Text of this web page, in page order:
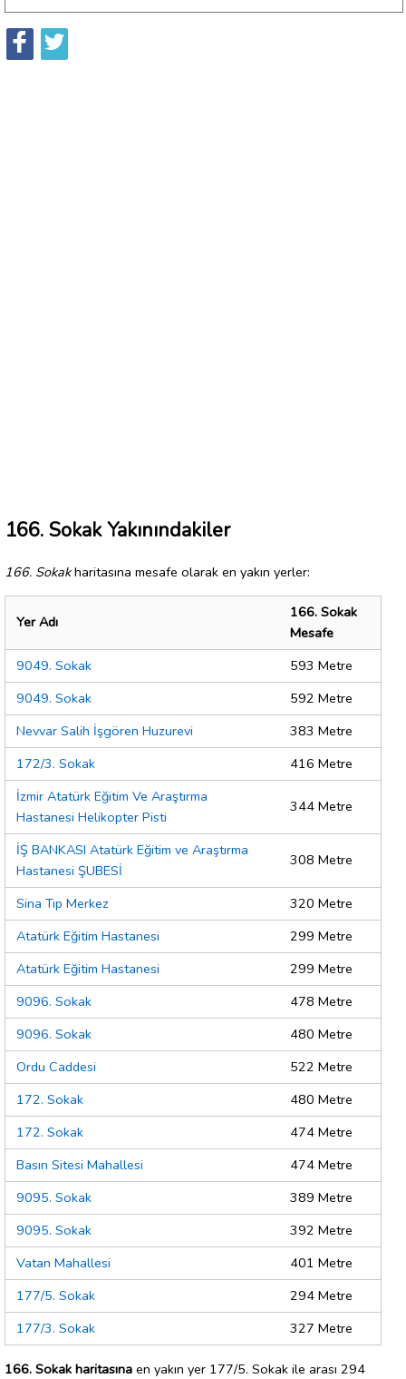
166. Sokak Yakınındakiler
166. Sokakharitasına mesafe olarak en yakın yerler:
Yer Adı
166. Sokak
Mesafe
9049. Sokak
593 Metre
9049. Sokak
592 Metre
Nevvar Salih İşgören Huzurevi
383 Metre
172/3. Sokak
416 Metre
İzmir Atatürk Eğitim Ve Araştırma
Hastanesi Helikopter Pisti
344 Metre
İŞ BANKASI Atatürk Eğitim ve Araştırma
Hastanesi ŞUBESİ
308 Metre
Sina Tıp Merkez
320 Metre
Atatürk Eğitim Hastanesi
299 Metre
Atatürk Eğitim Hastanesi
299 Metre
9096. Sokak
478 Metre
9096. Sokak
480 Metre
Ordu Caddesi
522 Metre
172. Sokak
480 Metre
172. Sokak
474 Metre
Basın Sitesi Mahallesi
474 Metre
9095. Sokak
389 Metre
9095. Sokak
392 Metre
Vatan Mahallesi
401 Metre
177/5. Sokak
294 Metre
177/3. Sokak
327 Metre
166. Sokak haritasına en yakın yer 177/5. Sokak ile arası 294